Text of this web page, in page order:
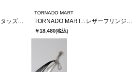
TORNADO MART
￥18,480(税込)